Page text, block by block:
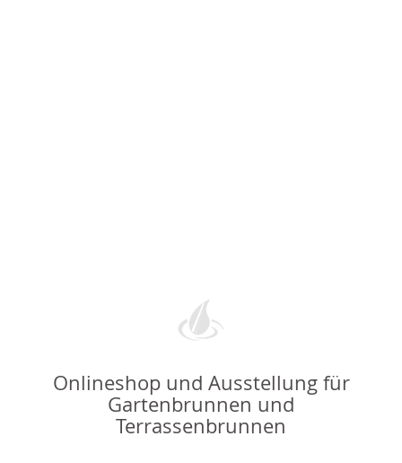
Onlineshop und Ausstellung für
Gartenbrunnen und
Terrassenbrunnen